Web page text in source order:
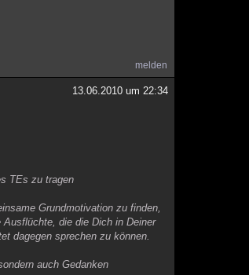
melden
13.06.2010 um 22:34
TEs zu tragen
Grundmotivation zu finden,
Ausflüchte, die die Dich in Deiner
dagegen sprechen zu können.
auch Gedanken